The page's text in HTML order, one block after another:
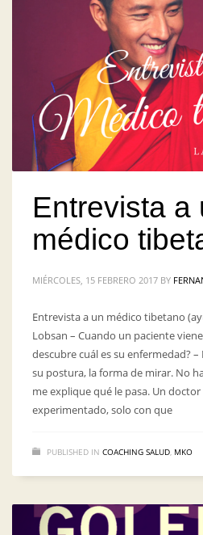
Entrevista a
médico
MIÉRCOLES, 15 FEBRERO 2017 BY
Entrevista a un médico tibetano
Lobsan – Cuando un paciente
descubre cuál es su enfermedad?
su postura, la forma de mirar. No
me explique qué le pasa. Un
experimentado, solo con que
PUBLISHED IN COACHING SALUD, MKO